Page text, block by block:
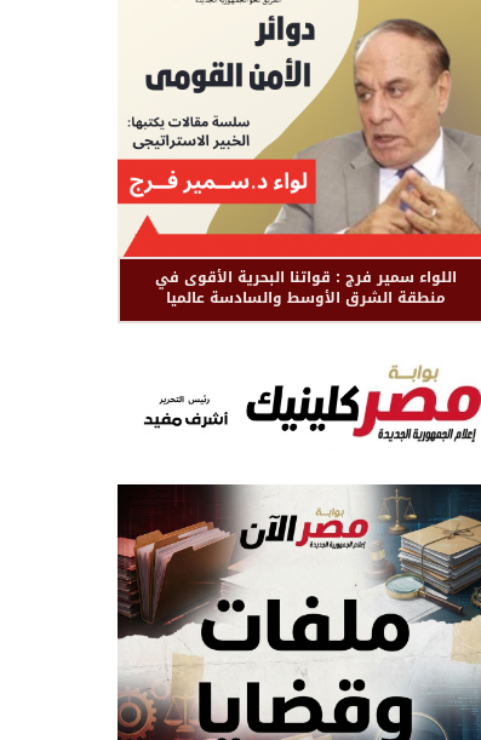
اللواء سمير فرج : قواتنا البحرية الأقوى في
منطقة الشرق الأوسط والسادسة عالميا